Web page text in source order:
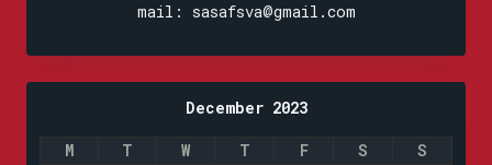
mail: sasafsva@gmail.com
December 2023
M T W T F S
S